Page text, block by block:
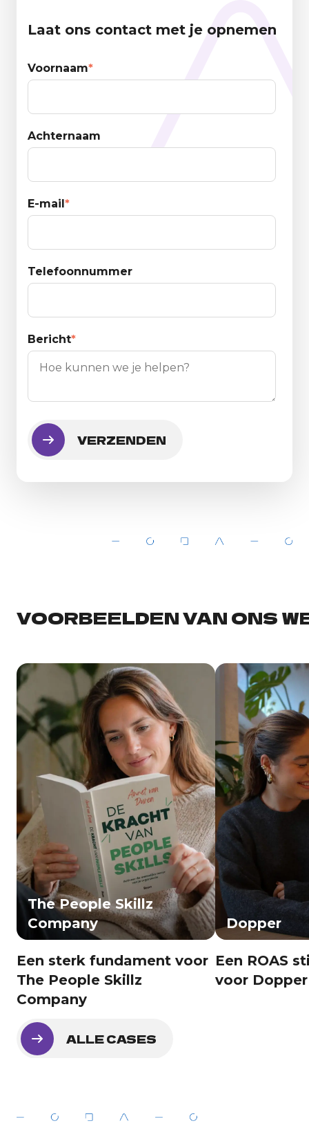
Laat ons contact met je opnemen
Voornaam*
Achternaam
E-mail *
Telefoonnummer
Bericht*
VOORBEELDEN VAN ONS
The People Skillz
Company
Een sterk fundament voor
The People Skillz
Company
Dopper
Een ROAS
voor Dopper
ALLE CASES